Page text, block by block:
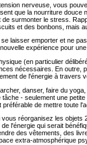
nerveuse, vous
que la nourriture
de surmonter le stress.
et des bonbons, mais
se laisser emporter et ne
expérience pour
(en particulier
nécessaires. En outre,
de l'énergie à travers
danser, faire du
tâche - seulement une
préférable de mettre toute
vous réorganisez les
de l'énergie qui serait
des vêtements, des
extra-atmosphérique